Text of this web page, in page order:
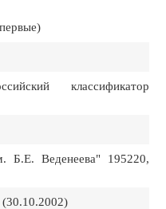
классификатор
Веденеева" 195220,
(30.10.2002)